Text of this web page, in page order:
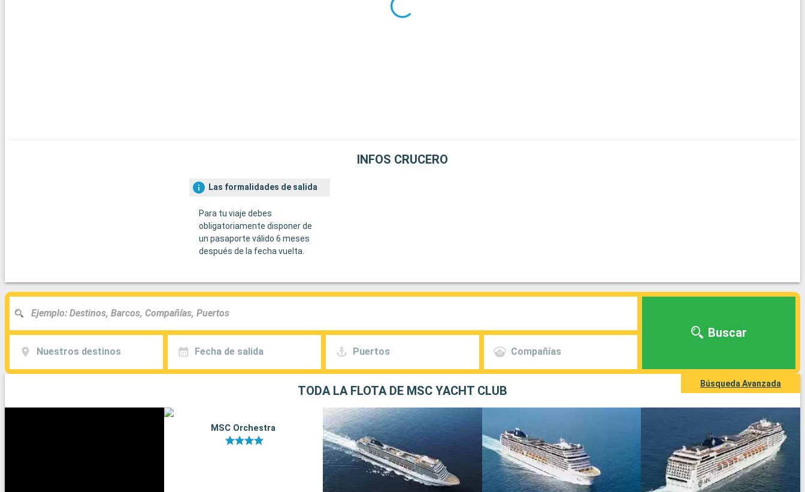
INFOS CRUCERO
Las formalidades de salida
Para tu viaje debes
obligatoriamente disponer de
un pasaporte válido 6 meses
después de la fecha vuelta.
Nuestros destinos Fecha de salida Puertos Compañías
Buscar
Búsqueda Avanzada
TODA LA FLOTA DE MSC YACHT CLUB
MSC Orchestra